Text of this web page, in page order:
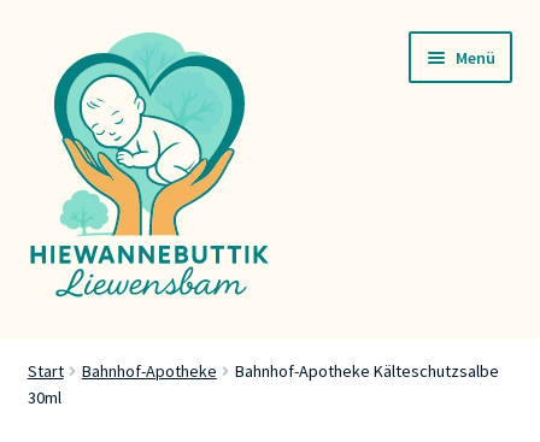
Navigation
springen
Inhalt
springen
Menü
Servicer
Start Bahnhof-Apotheke
Bahnhof-Apotheke Kälteschutzsalbe
30ml